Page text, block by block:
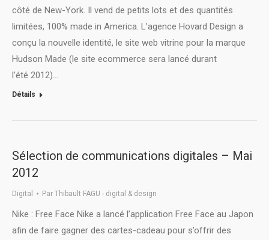
côté de New-York. Il vend de petits lots et des quantités
limitées, 100% made in America. L’agence Hovard Design a
conçu la nouvelle identité, le site web vitrine pour la marque
Hudson Made (le site ecommerce sera lancé durant
l’été 2012)…
Détails
Sélection de communications digitales – Mai
2012
Digital Par Thibault FAGU - digital & design
Nike : Free Face Nike a lancé l’application Free Face au Japon
afin de faire gagner des cartes-cadeau pour s’offrir des